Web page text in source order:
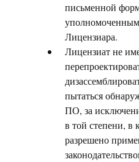
письменной
Лицензиара.
Лицензиат не
пытаться
ПО, за
в той степени, в
разрешено